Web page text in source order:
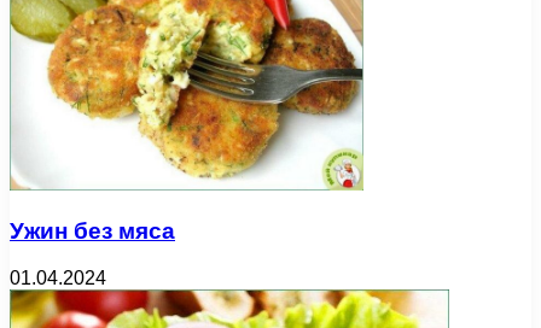
Ужин без мяса
01.04.2024